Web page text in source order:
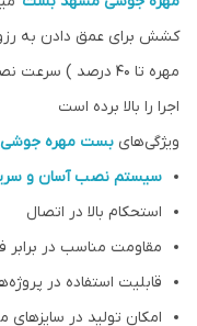
کشش برای عمق دادن به
مهره تا 40 درصد )
اجرا را بالا برده است
ویژگی‌های بست مهره جوشی
سیستم نصب آسان و
استحکام بالا در اتصال
مقاومت مناسب در برابر
قابلیت استفاده در
امکان تولید در سایزهای